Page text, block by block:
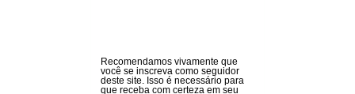
Recomendamos vivamente que
você se inscreva como seguidor
deste site. Isso é necessário para
que receba com certeza em seu